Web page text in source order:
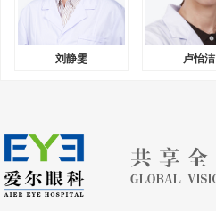
刘静雯 卢怡洁